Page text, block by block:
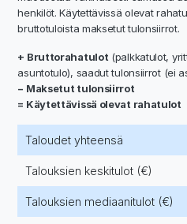
henkilöt. Käytettävissä olevat
bruttotuloista maksetut tulonsiirrot.
+ Bruttorahatulot (palkkatulot,
asuntotulo), saadut tulonsiirrot (ei
− Maksetut tulonsiirrot
= Käytettävissä olevat rahatulot
Taloudet yhteensä
Talouksien keskitulot (€)
Talouksien mediaanitulot (€)